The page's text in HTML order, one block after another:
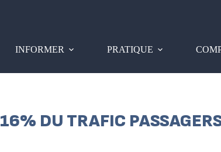
INFORMER PRATIQUE
DU TRAFIC